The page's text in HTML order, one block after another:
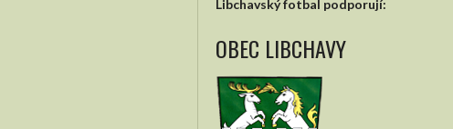
Libchavský fotbal podporují:
OBEC LIBCHAVY